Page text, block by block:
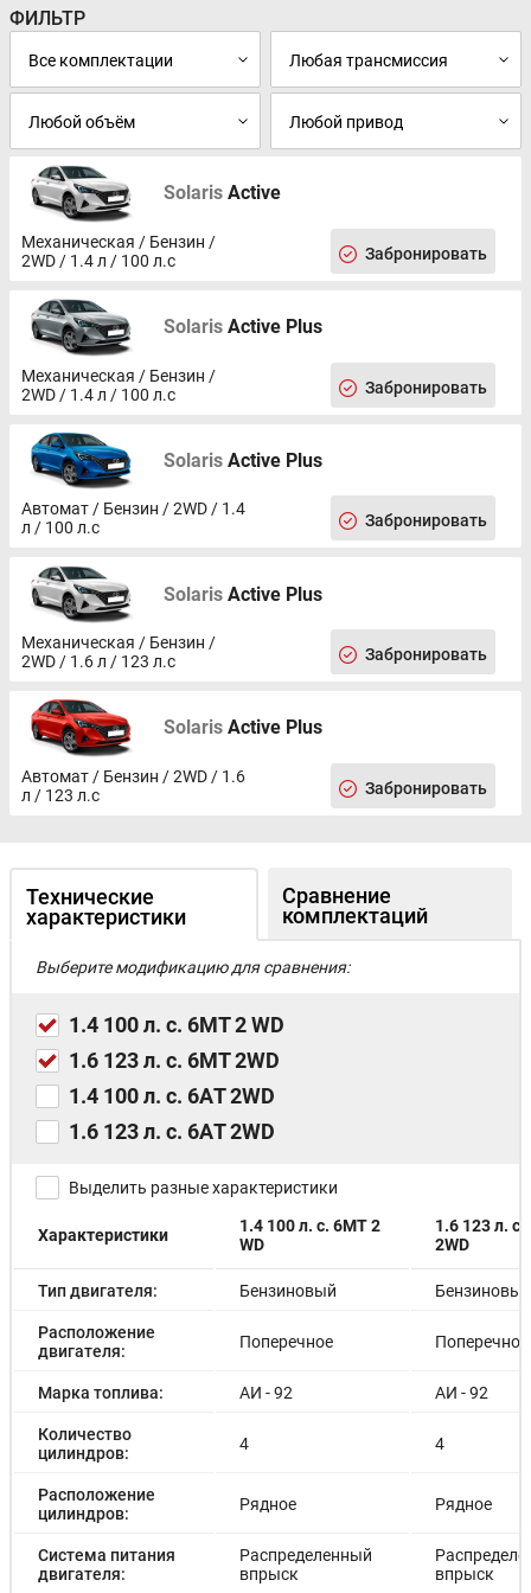
ФИЛЬТР
Solaris Active
Механическая / Бензин /
2WD / 1.4 л / 100 л.с
Забронировать
Solaris Active Plus
Механическая / Бензин /
2WD / 1.4 л / 100 л.с
Забронировать
Solaris Active Plus
Автомат / Бензин / 2WD / 1.4
л / 100 л.с
Забронировать
Solaris Active Plus
Механическая / Бензин /
2WD / 1.6 л / 123 л.с
Забронировать
Solaris Active Plus
Автомат / Бензин / 2WD / 1.6
л / 123 л.с
Забронировать
Технические
характеристики
Сравнение
комплектаций
Выберите модификацию для сравнения:
1.4 100 л. с. 6MT 2 WD
1.6 123 л. с. 6MT 2WD
1.4 100 л. с. 6АT 2WD
1.6 123 л. с. 6АT 2WD
Выделить разные характеристики
Характеристики
1.4 100 л. с. 6MT 2
WD
1.6 123 л. с.
2WD
Тип двигателя: Бензиновый Бензиновый
Расположение
двигателя:
Поперечное Поперечное
Марка топлива: АИ - 92 АИ - 92
Количество
цилиндров:
4 4
Расположение
цилиндров:
Рядное Рядное
Система питания
двигателя:
Распределенный
впрыск
впрыск